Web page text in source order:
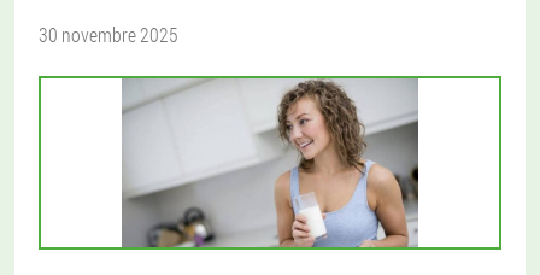
30 novembre 2025